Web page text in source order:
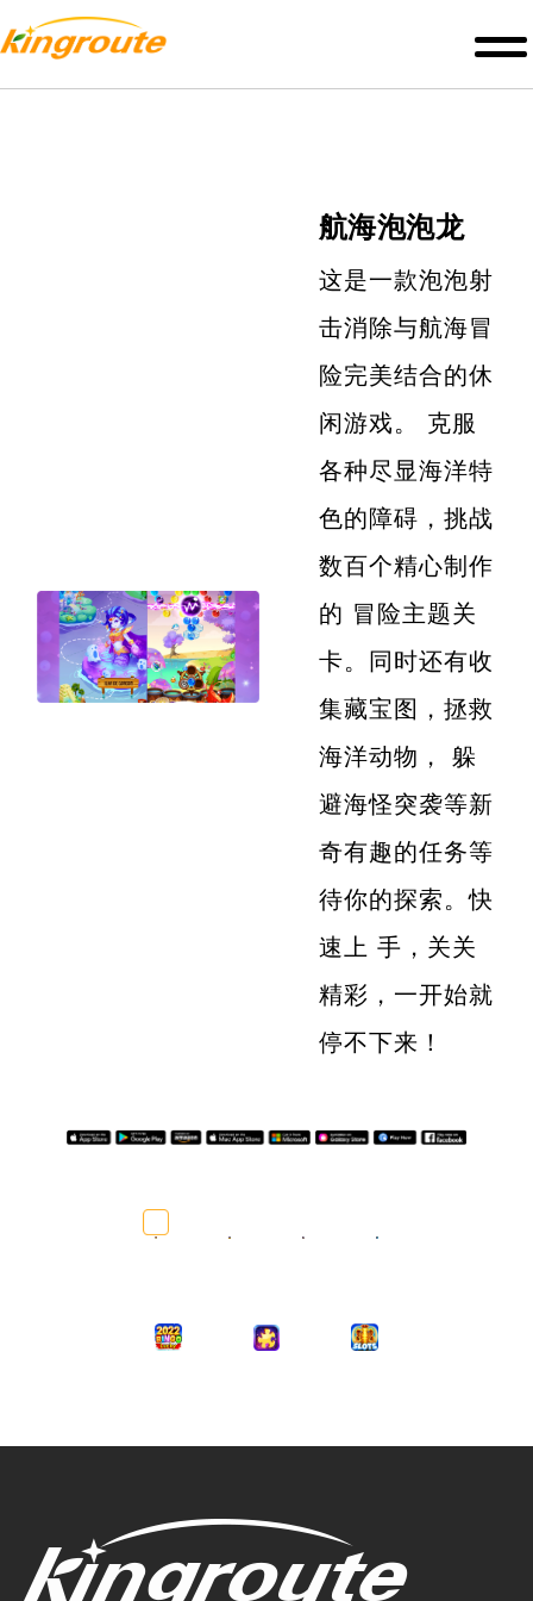
航海泡泡龙
这是一款泡泡射
击消除与航海冒
险完美结合的休
闲游戏。 克服
各种尽显海洋特
色的障碍，挑战
数百个精心制作
的 冒险主题关
卡。同时还有收
集藏宝图，拯救
海洋动物， 躲
避海怪突袭等新
奇有趣的任务等
待你的探索。快
速上 手，关关
精彩，一开始就
停不下来！